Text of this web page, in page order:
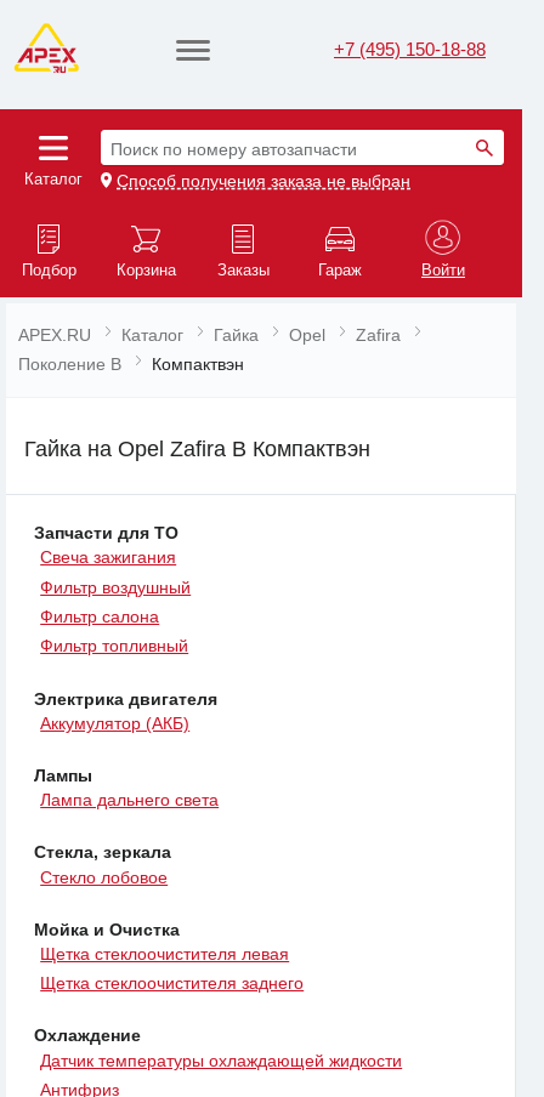
+7 (495) 150-18-88
Каталог
Поиск по номеру автозапчасти
Способ получения заказа не выбран
Подбор Корзина Заказы Гараж Войти
APEX.RU Каталог Гайка Opel
Zafira
Поколение B
Компактвэн
Гайка на Opel Zafira B Компактвэн
Запчасти для ТО
Свеча зажигания
Фильтр воздушный
Фильтр салона
Фильтр топливный
Электрика двигателя
Аккумулятор (АКБ)
Лампы
Лампа дальнего света
Стекла, зеркала
Стекло лобовое
Мойка и Очистка
Щетка стеклоочистителя левая
Щетка стеклоочистителя заднего
Охлаждение
Датчик температуры охлаждающей жидкости
Антифриз